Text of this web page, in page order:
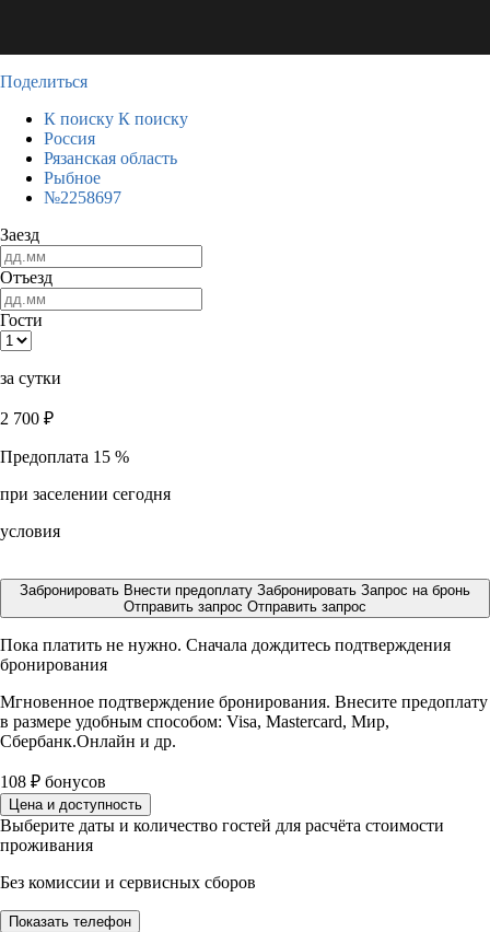
Поделиться
К поиску К поиску
Россия
Рязанская область
Рыбное
№2258697
Заезд
Отъезд
Гости
за сутки
2 700 ₽
Предоплата 15 %
при заселении сегодня
условия
Забронировать Внести предоплату Забронировать Запрос на бронь
Отправить запрос Отправить запрос
Пока платить не нужно. Сначала дождитесь подтверждения
бронирования
Мгновенное подтверждение бронирования. Внесите предоплату
в размере удобным способом: Visa, Mastercard, Мир,
Сбербанк.Онлайн и др.
108 ₽ бонусов
Цена и доступность
Выберите даты и количество гостей для расчёта стоимости
проживания
Без комиссии и сервисных сборов
Показать телефон